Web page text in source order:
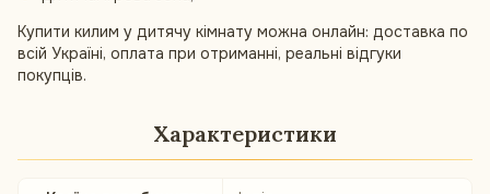
Купити килим у дитячу кімнату можна онлайн: доставка по
всій Україні, оплата при отриманні, реальні відгуки
покупців.
Характеристики